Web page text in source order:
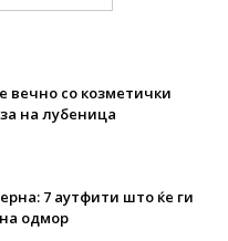
вечно со козметички
на лубеница
7 аутфити што ќе ги
одмор